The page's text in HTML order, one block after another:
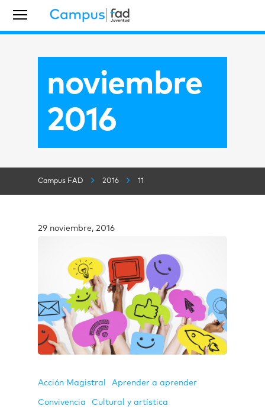
noviembre
2016
Campus FAD 2016 11
29 noviembre, 2016
Acción Magistral Aprender a aprender
Convivencia Cultural y artística